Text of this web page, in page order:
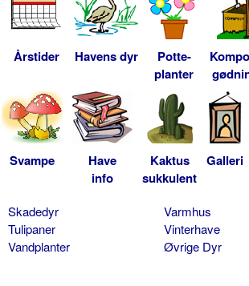
Årstider Havens dyr
Potte-
planter
Svampe
Have
info
Kaktus
sukkulent
Galleri
Skadedyr
Tulipaner
Vandplanter
Varmhus
Vinterhave
Øvrige Dyr